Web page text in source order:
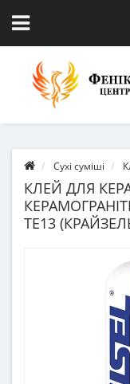
Сухі суміші
КЛЕЙ ДЛЯ
TE13